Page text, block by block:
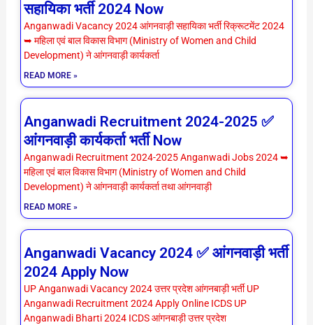
सहायिका भर्ती 2024 Now
Anganwadi Vacancy 2024 आंगनवाड़ी सहायिका भर्ती रिक्रूटमेंट 2024
➥ महिला एवं बाल विकास विभाग (Ministry of Women and Child
Development) ने आंगनवाड़ी कार्यकर्ता
READ MORE »
Anganwadi Recruitment 2024-2025 ✅
आंगनवाड़ी कार्यकर्ता भर्ती Now
Anganwadi Recruitment 2024-2025 Anganwadi Jobs 2024 ➥
महिला एवं बाल विकास विभाग (Ministry of Women and Child
Development) ने आंगनवाड़ी कार्यकर्ता तथा आंगनवाड़ी
READ MORE »
Anganwadi Vacancy 2024 ✅ आंगनवाड़ी भर्ती
2024 Apply Now
UP Anganwadi Vacancy 2024 उत्तर प्रदेश आंगनबाड़ी भर्ती UP
Anganwadi Recruitment 2024 Apply Online ICDS UP
Anganwadi Bharti 2024 ICDS आंगनबाड़ी उत्तर प्रदेश